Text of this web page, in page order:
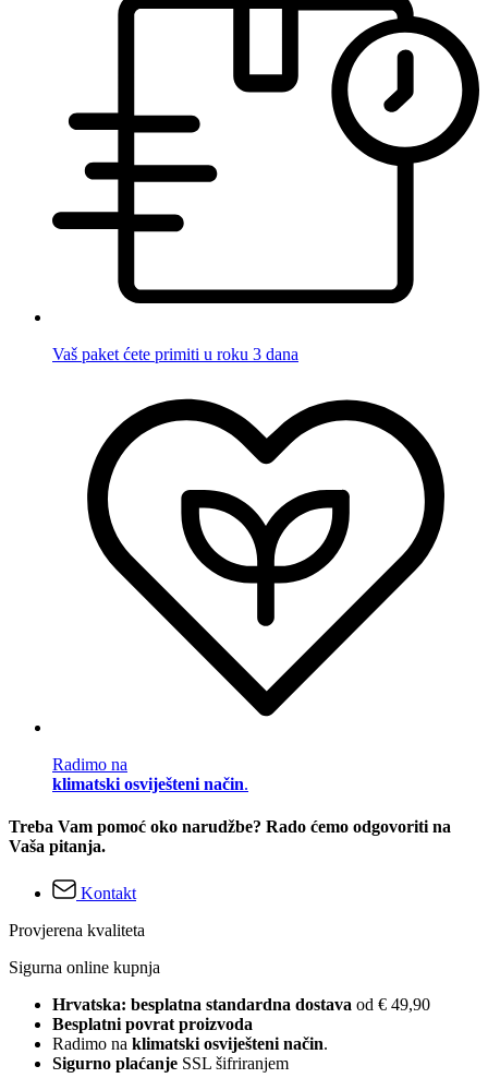
Vaš paket ćete primiti u roku 3 dana
Radimo na
klimatski osviješteni način.
Treba Vam pomoć oko narudžbe? Rado ćemo odgovoriti na
Vaša pitanja.
Kontakt
Provjerena kvaliteta
Sigurna online kupnja
Hrvatska: besplatna standardna dostava od € 49,90
Besplatni povrat proizvoda
Radimo na klimatski osviješteni način.
Sigurno plaćanje SSL šifriranjem